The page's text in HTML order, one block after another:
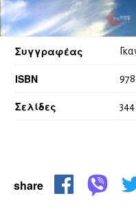
Συγγραφέας
ISBN
Σελίδες 344
share